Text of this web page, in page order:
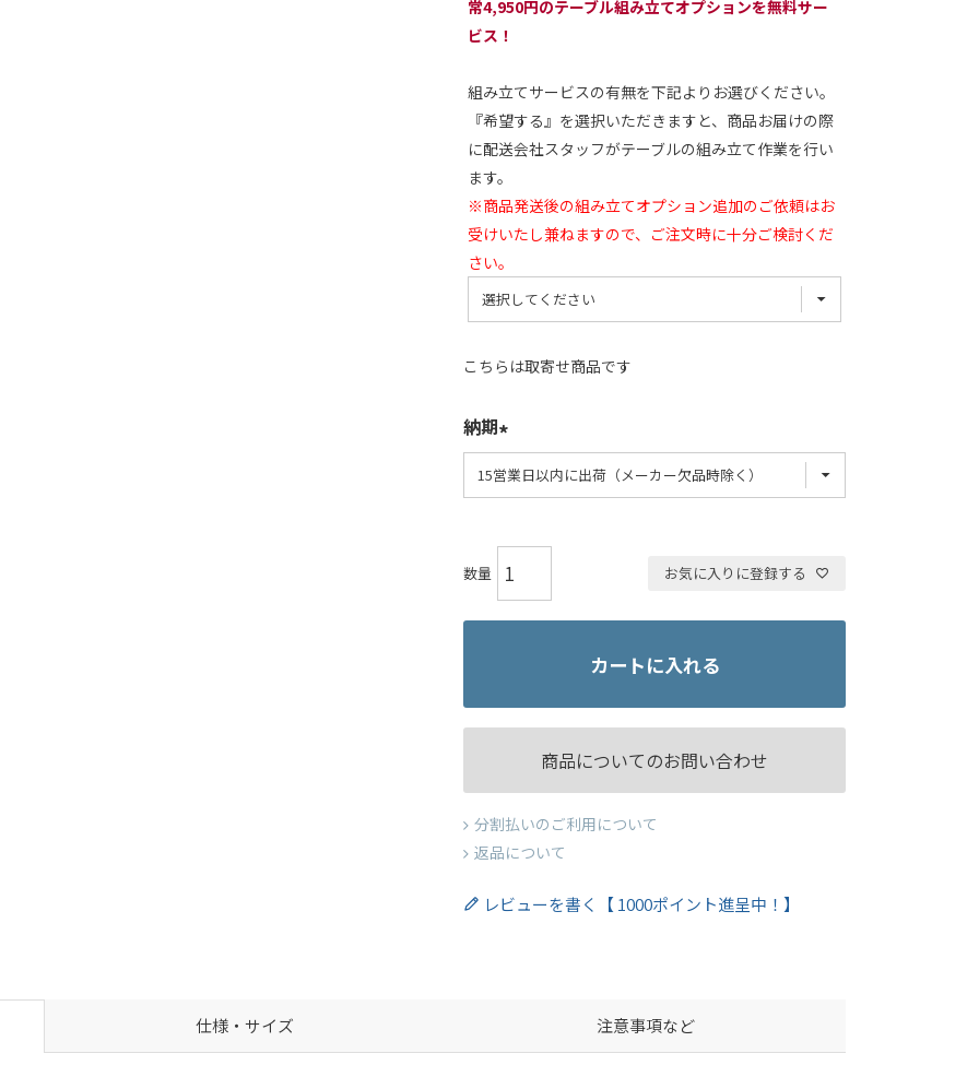
常4,950円のテーブル組み立てオプションを無料サー
ビス！
組み立てサービスの有無を下記よりお選びください。
『希望する』を選択いただきますと、商品お届けの際
に配送会社スタッフがテーブルの組み立て作業を行い
ます。
※商品発送後の組み立てオプション追加のご依頼はお
受けいたし兼ねますので、ご注文時に十分ご検討くだ
さい。
こちらは取寄せ商品です
納期
お気に入りに登録する
カートに入れる
商品についてのお問い合わせ
分割払いのご利用について
返品について
レビューを書く【 1000ポイント進呈中！】
仕様・サイズ 注意事項など